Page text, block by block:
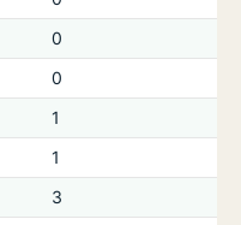
0
0
1
1
3